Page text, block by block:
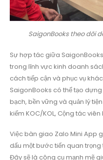
SaigonBooks theo dõi
Sự hợp tác giữa
trong lĩnh vực kinh doanh
cách tiếp cận và phục vụ
SaigonBooks có thể tạo
bạch, bền vững và quản lý
kiếm KOC/KOL, Cộng tác
Việc bàn giao Zalo Mini App
dấu một bước tiến quan
Đây sẽ là công cụ mạnh mẽ